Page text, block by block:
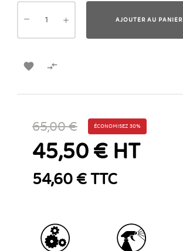
AJOUTER AU PANIER
 
65,00 € ÉCONOMISEZ 30%
45,50 € HT
54,60 € TTC